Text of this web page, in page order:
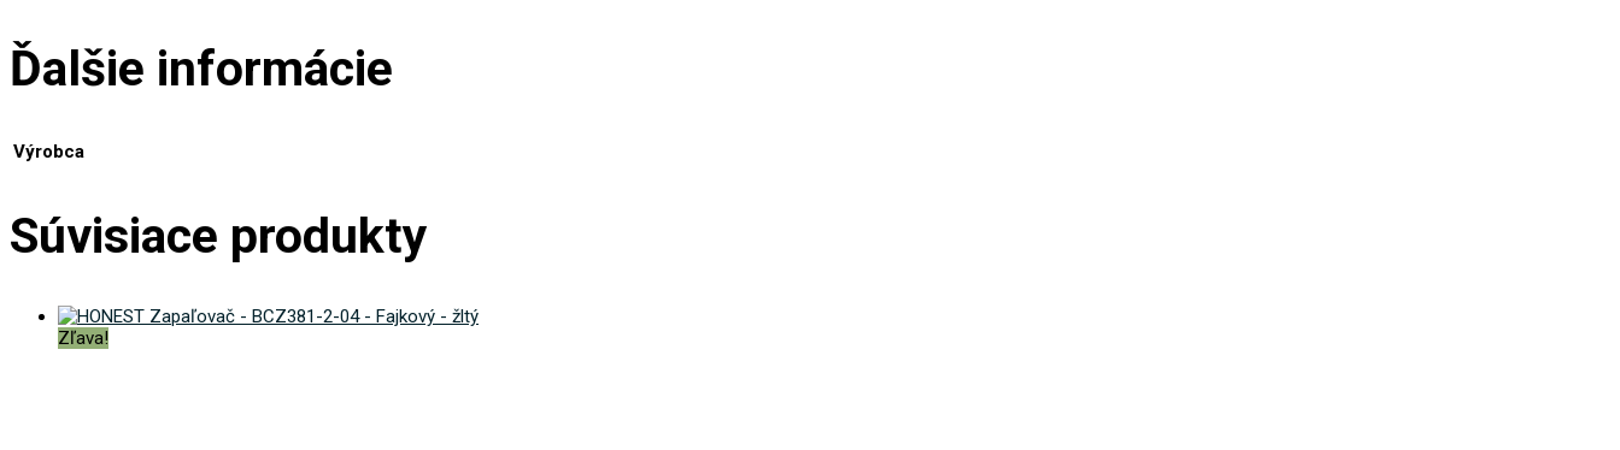
Ďalšie informácie
Výrobca
Súvisiace produkty
Zľava!